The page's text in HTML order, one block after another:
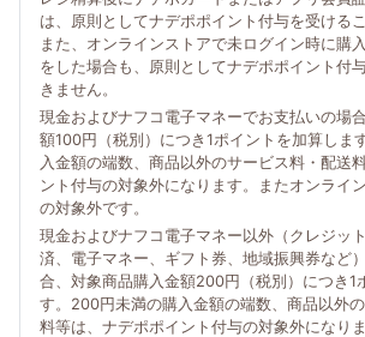
は、原則としてナデポポイント付与を受ける
また、オンラインストアで未ログイン時に購
をした場合も、原則としてナデポポイント付
きません。
現金およびナフコ電子マネーでお支払いの場
額100円（税別）につき1ポイントを加算しま
入金額の端数、商品以外のサービス料・配送
ント付与の対象外になります。またオンライ
の対象外です。
現金およびナフコ電子マネー以外（クレジッ
済、電子マネー、ギフト券、地域振興券など
合、対象商品購入金額200円（税別）につき1
す。200円未満の購入金額の端数、商品以外
料等は、ナデポポイント付与の対象外になりま